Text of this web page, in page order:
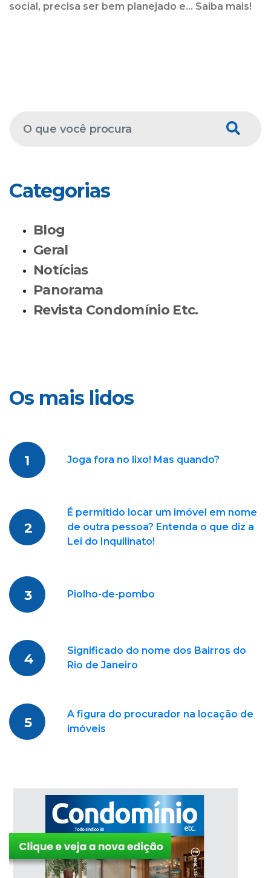
social, precisa ser bem planejado e... Saiba mais!
Categorias
Blog
Geral
Notícias
Panorama
Revista Condomínio Etc.
Os mais lidos
1 Joga fora no lixo! Mas quando?
2
É permitido locar um imóvel em nome
de outra pessoa? Entenda o que diz a
Lei do Inquilinato!
3 Piolho-de-pombo
4
Significado do nome dos Bairros do
Rio de Janeiro
5
A figura do procurador na locação de
imóveis